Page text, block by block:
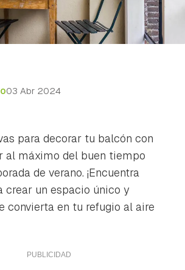
03 Abr 2024
para decorar tu balcón con
al máximo del buen tiempo
de verano. ¡Encuentra
crear un espacio único y
convierta en tu refugio al aire